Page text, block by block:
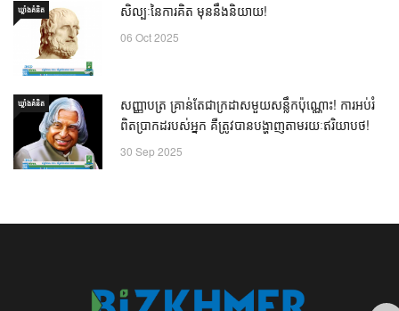
ឃ្លាំង​គំនិត សិល្បៈនៃការគិត មុននឹងនិយាយ!
06 Oct 2025
ឃ្លាំង​គំនិត
សញ្ញាបត្រ គ្រាន់តែជាក្រដាសមួយសន្លឹកប៉ុណ្ណោះ! ការអប់រំ
ពិតប្រាកដរបស់អ្នក គឺត្រូវបានបង្ហាញតាមរយៈឥរិយាបថ!
30 Sep 2025